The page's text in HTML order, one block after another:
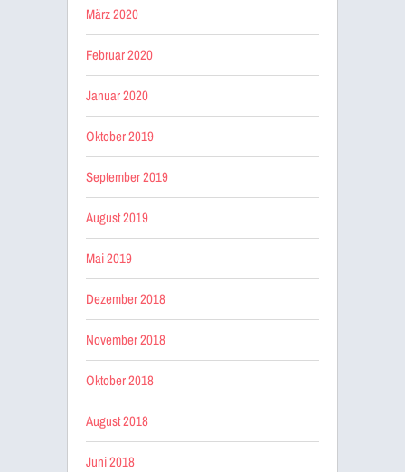
März 2020
Februar 2020
Januar 2020
Oktober 2019
September 2019
August 2019
Mai 2019
Dezember 2018
November 2018
Oktober 2018
August 2018
Juni 2018